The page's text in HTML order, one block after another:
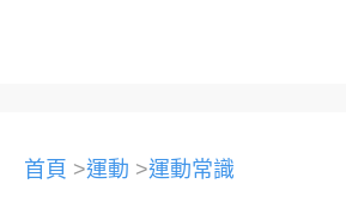
首頁 >運動 >運動常識